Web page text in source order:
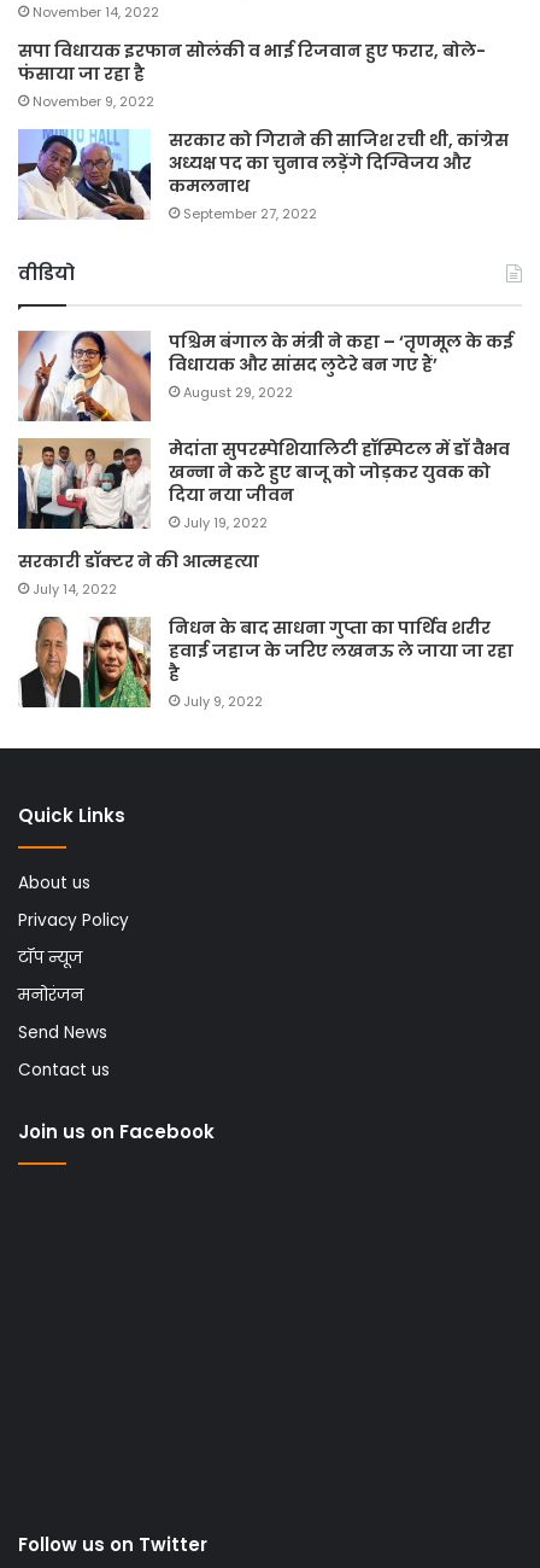
November 14, 2022
सपा विधायक इरफान सोलंकी व भाई रिजवान हुए फरार, बोले-
फंसाया जा रहा है
November 9, 2022
सरकार को गिराने की साजिश रची थी, कांग्रेस
अध्यक्ष पद का चुनाव लड़ेंगे दिग्विजय और
कमलनाथ
September 27, 2022
वीडियो
पश्चिम बंगाल के मंत्री ने कहा – ‘तृणमूल के कई
विधायक और सांसद लुटेरे बन गए हैं’
August 29, 2022
मेदांता सुपरस्पेशियालिटी हॉस्पिटल में डॉ वैभव
खन्ना ने कटे हुए बाजू को जोड़कर युवक को
दिया नया जीवन
July 19, 2022
सरकारी डॉक्टर ने की आत्महत्या
July 14, 2022
निधन के बाद साधना गुप्ता का पार्थिव शरीर
हवाई जहाज के जरिए लखनऊ ले जाया जा रहा
है
July 9, 2022
Quick Links
About us
Privacy Policy
टॉप न्यूज
मनोरंजन
Send News
Contact us
Join us on Facebook
Follow us on Twitter